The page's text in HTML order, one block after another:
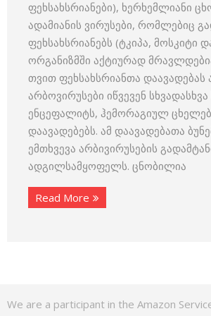
ფეხსახსრიანები), ხერხემლიანი
ადამიანის ვირუსები, რომლებიც
ფეხსახსრიანებს (ტკიპა, მოსკიტი
ორგანიზმში აქტიურად
თვით ფეხსახსრიანთა დაავადებას
არბოვირუსები იწვევენ სხვადასხვა
ენცეფალიტს, ჰემორაგიულ
დაავადებებს. ამ დაავადებათა
ემთხვევა არბივირუსების
ადგილსამყოფელს. ცნობილია
Read More
We are a participant in the Amazon